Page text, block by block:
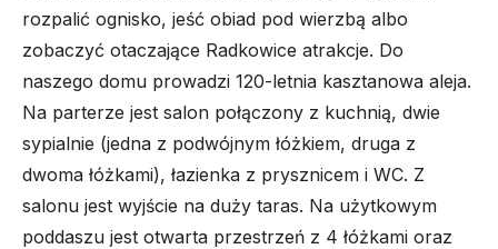
rozpalić ognisko, jeść obiad pod wierzbą albo
zobaczyć otaczające Radkowice atrakcje. Do
naszego domu prowadzi 120-letnia kasztanowa aleja.
Na parterze jest salon połączony z kuchnią, dwie
sypialnie (jedna z podwójnym łóżkiem, druga z
dwoma łóżkami), łazienka z prysznicem i WC. Z
salonu jest wyjście na duży taras. Na użytkowym
poddaszu jest otwarta przestrzeń z 4 łóżkami oraz